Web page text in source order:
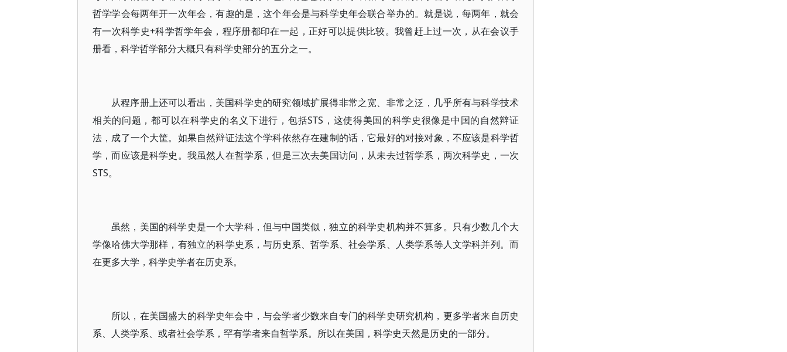
哲学学会每两年开一次年会，有趣的是，这个年会是与科学史年会联合举办的。就是说，每两年，就会
有一次科学史+科学哲学年会，程序册都印在一起，正好可以提供比较。我曾赶上过一次，从在会议手
册看，科学哲学部分大概只有科学史部分的五分之一。
从程序册上还可以看出，美国科学史的研究领域扩展得非常之宽、非常之泛，几乎所有与科学技术
相关的问题，都可以在科学史的名义下进行，包括STS，这使得美国的科学史很像是中国的自然辩证
法，成了一个大筐。如果自然辩证法这个学科依然存在建制的话，它最好的对接对象，不应该是科学哲
学，而应该是科学史。我虽然人在哲学系，但是三次去美国访问，从未去过哲学系，两次科学史，一次
STS。
虽然，美国的科学史是一个大学科，但与中国类似，独立的科学史机构并不算多。只有少数几个大
学像哈佛大学那样，有独立的科学史系，与历史系、哲学系、社会学系、人类学系等人文学科并列。而
在更多大学，科学史学者在历史系。
所以，在美国盛大的科学史年会中，与会学者少数来自专门的科学史研究机构，更多学者来自历史
系、人类学系、或者社会学系，罕有学者来自哲学系。所以在美国，科学史天然是历史的一部分。